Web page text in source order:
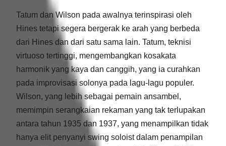
Tatum dan Wilson pada awalnya terinspirasi oleh
Hines tetapi segera bergerak ke arah yang berbeda
dari Hines dan dari satu sama lain. Tatum, teknisi
virtuoso tertinggi, mengembangkan kosakata
harmonik yang kaya dan canggih, yang ia curahkan
pada improvisasi solonya pada lagu-lagu populer.
Wilson, yang lebih sebagai pemain ansambel,
memimpin serangkaian rekaman yang tak terlupakan
antara tahun 1935 dan 1937, yang menampilkan tidak
hanya elit penyanyi swing soloist dalam penampilan